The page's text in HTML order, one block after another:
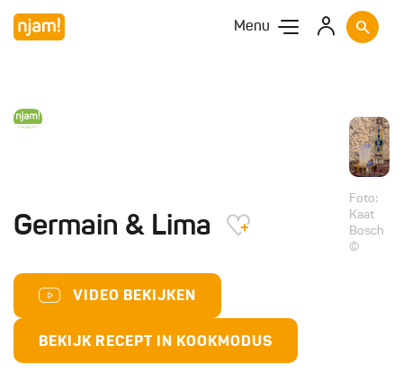
Menu
Germain & Lima
VIDEO BEKIJKEN
BEKIJK RECEPT IN KOOKMODUS
Foto:
Kaat
Bosch
©